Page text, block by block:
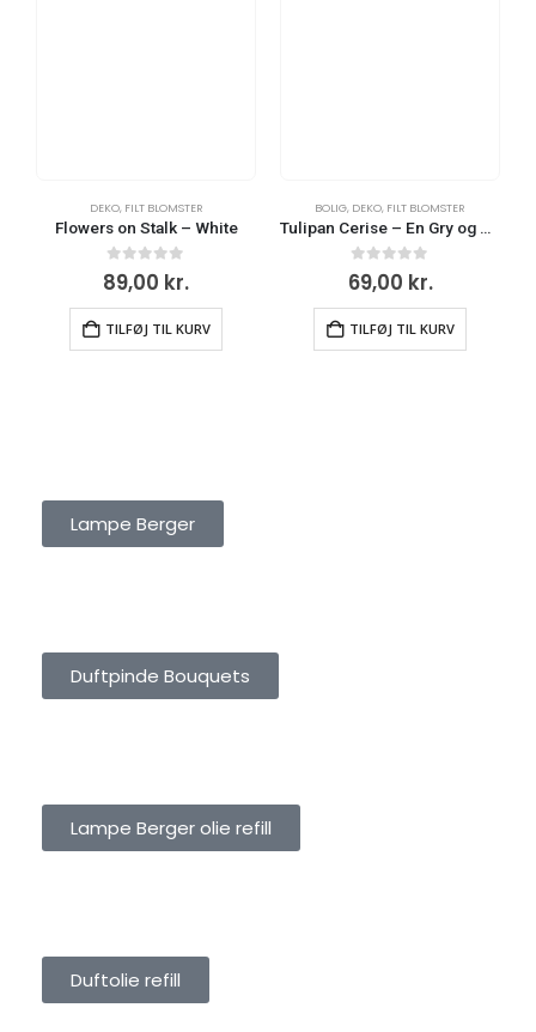
DEKO, FILT BLOMSTER
Flowers on Stalk – White
0 ud af 5
89,00 kr.
TILFØJ TIL KURV
BOLIG, DEKO, FILT BLOMSTER
Tulipan Cerise – En Gry og Sif
0ud af 5
69,00 kr.
TILFØJ TIL KURV
Lampe Berger
Duftpinde Bouquets
Lampe Berger olie refill
Duftolie refill